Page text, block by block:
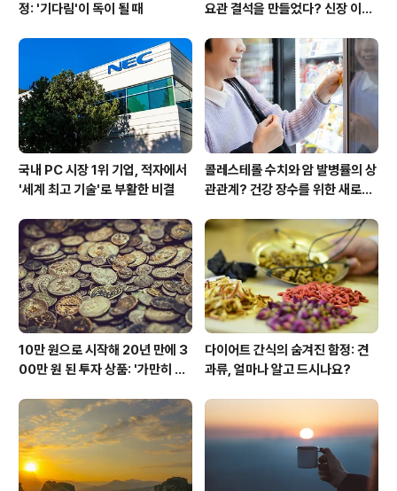
정: '기다림'이 독이 될 때
요관 결석을 만들었다? 신장 이상
국내 PC 시장 1위 기업, 적자에서
'세계 최고 기술'로 부활한 비결
콜레스테롤 수치와 암 발병률의 상
관관계? 건강 장수를 위한 새로운
10만 원으로 시작해 20년 만에 3
00만 원 된 투자 상품: '가만히 두
다이어트 간식의 숨겨진 함정: 견
과류, 얼마나 알고 드시나요?